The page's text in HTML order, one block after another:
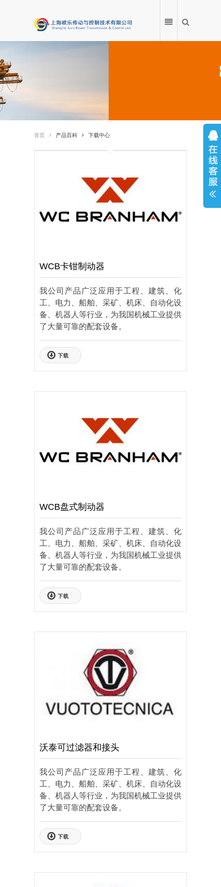
应用案例
产品百科
服务中心
联系我们
首页 产品百科 下载中心
WCB卡钳制动器
我公司产品广泛应用于工程、建筑、化
工、电力、船舶、采矿、机床、自动化设
备、机器人等行业，为我国机械工业提供
了大量可靠的配套设备。
下载
WCB盘式制动器
我公司产品广泛应用于工程、建筑、化
工、电力、船舶、采矿、机床、自动化设
备、机器人等行业，为我国机械工业提供
了大量可靠的配套设备。
下载
沃泰可过滤器和接头
我公司产品广泛应用于工程、建筑、化
工、电力、船舶、采矿、机床、自动化设
备、机器人等行业，为我国机械工业提供
了大量可靠的配套设备。
下载